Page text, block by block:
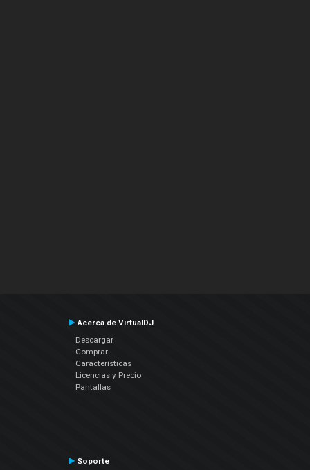
Acerca de VirtualDJ
Descargar
Comprar
Características
Licencias y Precio
Pantallas
Soporte